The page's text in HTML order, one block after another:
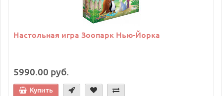
Настольная игра Зоопарк Нью-Йорка
5990.00 руб.
Купить